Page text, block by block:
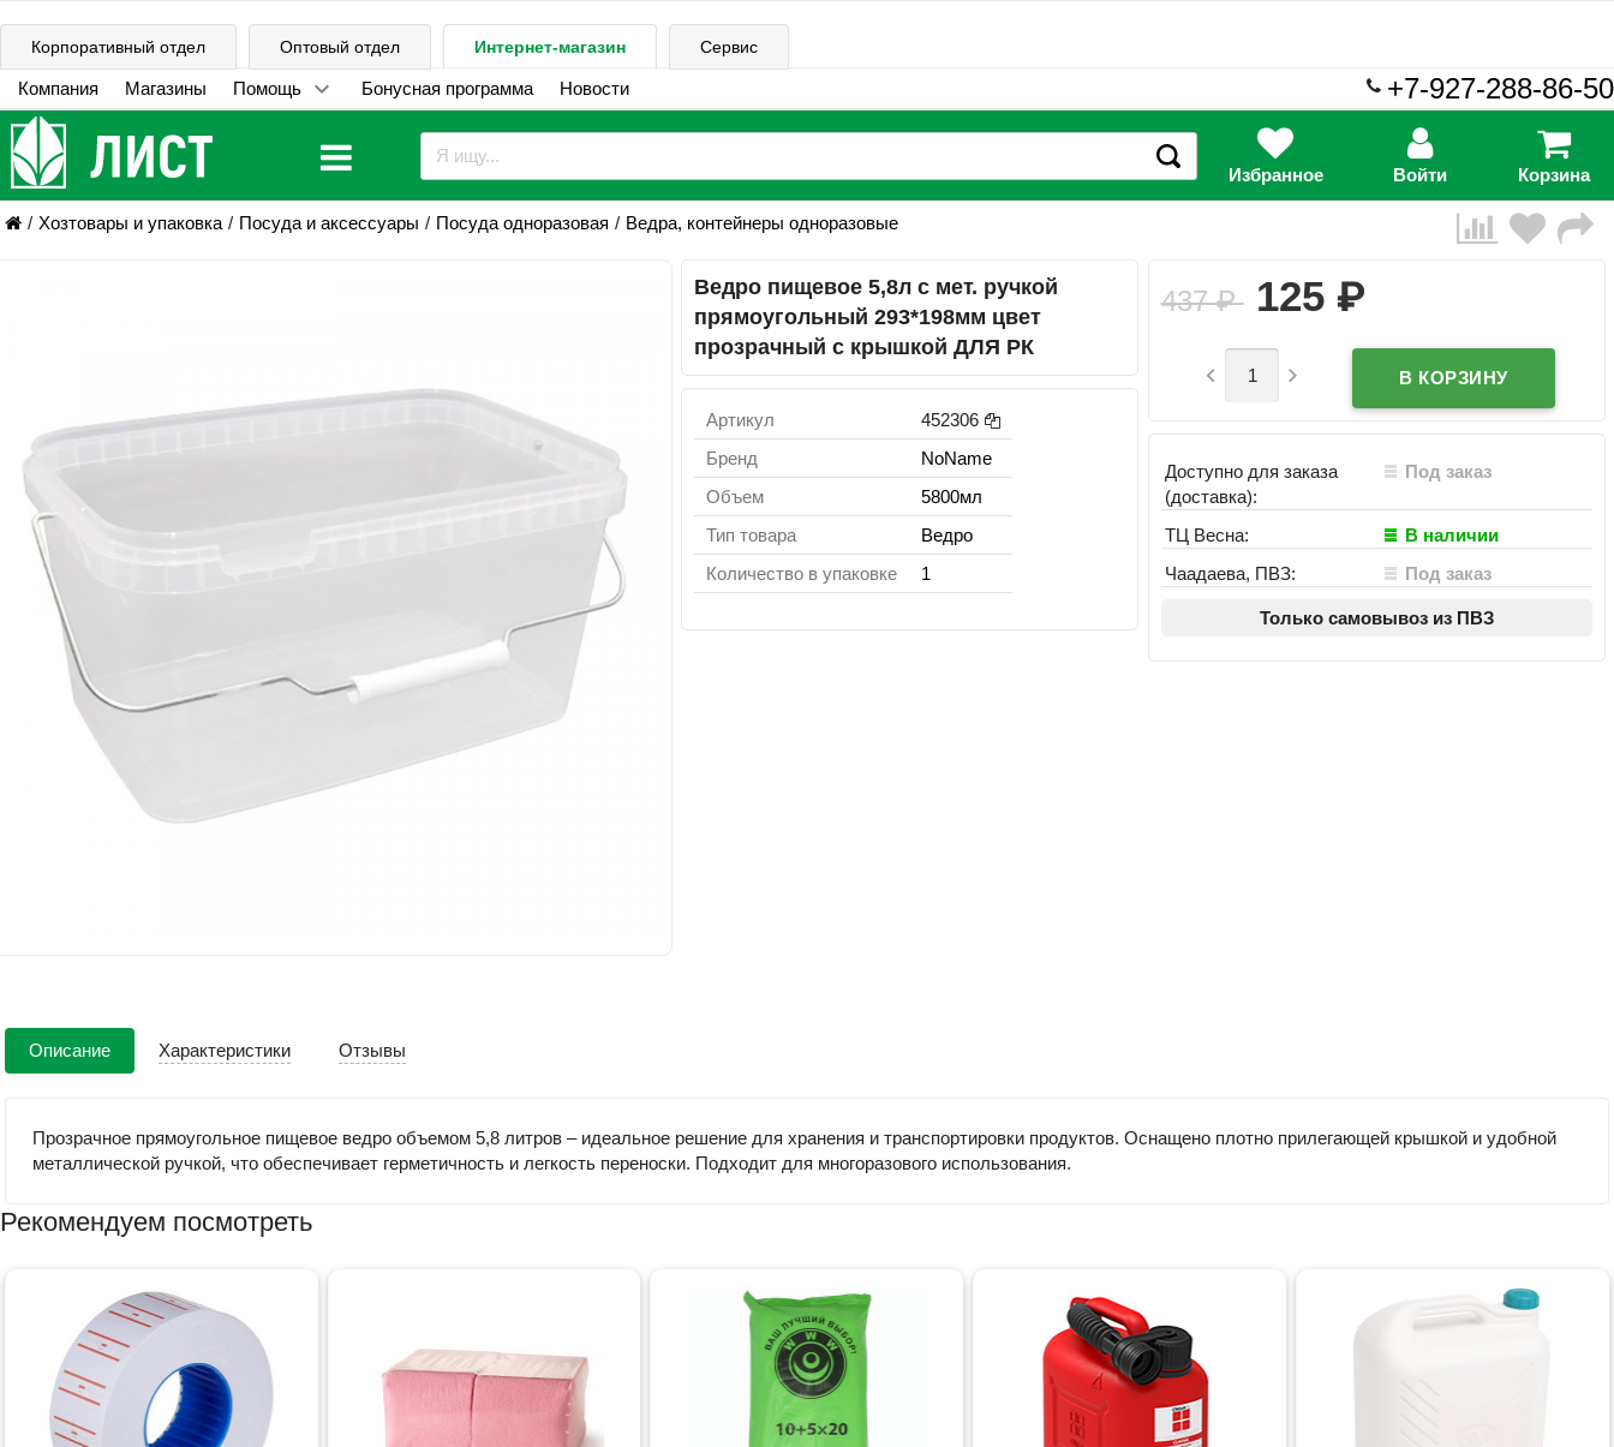
Корпоративный отдел Оптовый отдел Интернет-магазин Сервис
Компания Магазины Помощь Бонусная программа Новости +7-927-288-86-50
Избранное Войти Корзина
Хозтовары и упаковка Посуда и аксессуары Посуда одноразовая Ведра, контейнеры одноразовые
Ведро пищевое 5,8л с мет. ручкой
прямоугольный 293*198мм цвет
прозрачный с крышкой ДЛЯ РК
Артикул
452306
Бренд
NoName
Объем
5800мл
Тип товара
Ведро
Количество в упаковке
1
437₽ 125 ₽
 
Доступно для заказа
(доставка):
Под заказ
ТЦ Весна:
В наличии
Чаадаева, ПВЗ:
Под заказ
Только самовывоз из ПВЗ
Описание Характеристики Отзывы
Прозрачное прямоугольное пищевое ведро объемом 5,8 литров – идеальное решение для хранения и транспортировки продуктов. Оснащено плотно прилегающей крышкой и удобной
металлической ручкой, что обеспечивает герметичность и легкость переноски. Подходит для многоразового использования.
Рекомендуем посмотреть